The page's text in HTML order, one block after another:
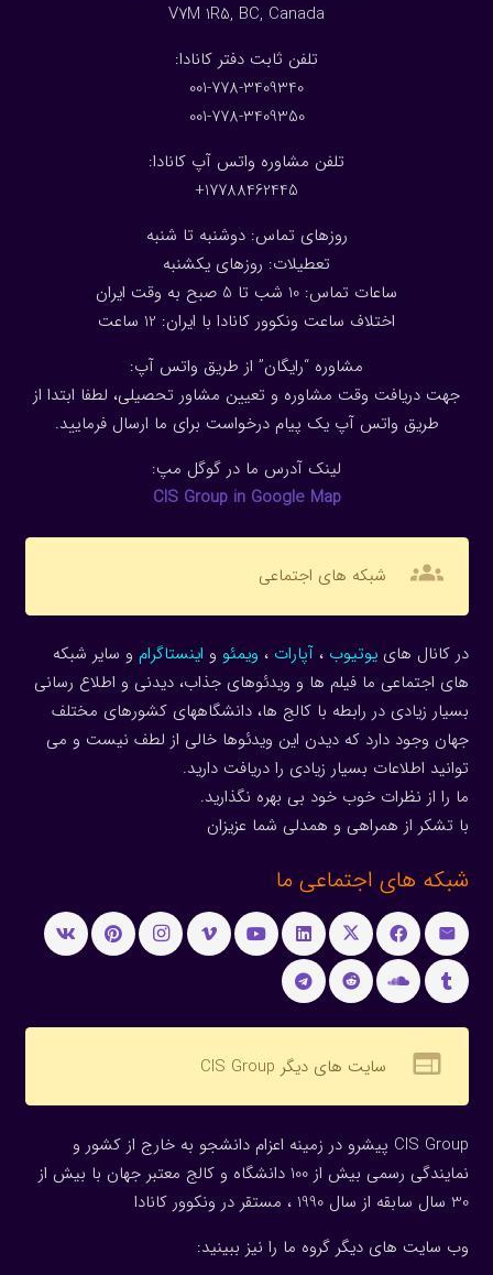
V7M 1R5, BC, Canada
:تلفن ثابت دفتر کانادا
001-778-3409340
001-778-3409350
تلفن مشاوره واتس آپ کانادا:
17788462445+
روزهای تماس: دوشنبه تا شنبه
تعطیلات: روزهای یکشنبه
ساعات تماس: 10 شب تا 5 صبح به وقت ایران
اختلاف ساعت ونکوور کانادا با ایران: 1 2 ساعت
مشاوره “رایگان” از طریق واتس آپ:
جهت دریافت وقت مشاوره و تعیین مشاور تحصیلی، لطفا ابتدا از
طریق واتس آپ یک پیام درخواست برای ما ارسال فرمایید.
لینک آدرس ما در گوگل مپ:
CIS Group in Google Map
groups شبکه های اجتماعی
در کانال هاییوتیوب ، آپارات ، ویمئو و اینستاگرام و سایر شبکه
های اجتماعی ما فیلم ها و ویدئوهای جذاب، دیدنی و اطلاع رسانی
بسیار زیادی در رابطه با کالج ها، دانشگاههای کشورهای مختلف
جهان وجود دارد که دیدن این ویدئوها خالی از لطف نیست و می
توانید اطلاعات بسیار زیادی را دریافت دارید.
ما را از نظرات خوب خود بی بهره نگذارید.
با تشکر از همراهی و همدلی شما عزیزان
شبکه های اجتماعی ما
web سایت های دیگر CIS Group
CIS Group پیشرو در زمینه اعزام دانشجو به خارج از کشور و
نمایندگی رسمی بیش از 100 دانشگاه و کالج معتبر جهان با بیش از
30 سال سابقه از سال 1990 ، مستقر در ونکوور کانادا
وب سایت های دیگر گروه ما را نیز ببینید: